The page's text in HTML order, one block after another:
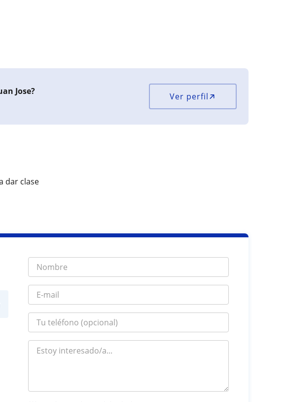
Jose?
Ver perfil
dar clase